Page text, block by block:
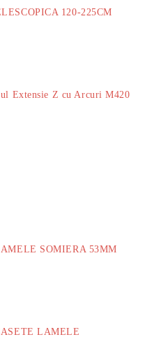
120-225CM
Mecanismul Extensie Z cu Arcuri M420
SOMIERA 53MM
LAMELE